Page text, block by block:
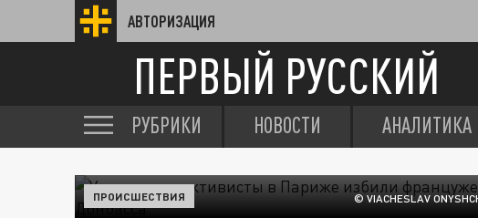
АВТОРИЗАЦИЯ
ПЕРВЫЙ РУССКИЙ
РУБРИКИ НОВОСТИ АНАЛИТИКА
© VIACHESLAV
ПРОИСШЕСТВИЯ